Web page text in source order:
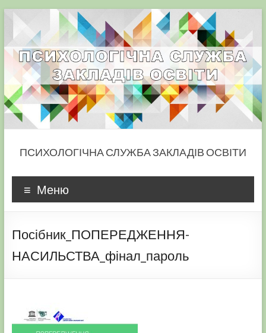
content
ПСИХОЛОГІЧНА СЛУЖБА ЗАКЛАДІВ ОСВІТИ
Меню
Посібник_ПОПЕРЕДЖЕННЯ-
НАСИЛЬСТВА_фінал_пароль